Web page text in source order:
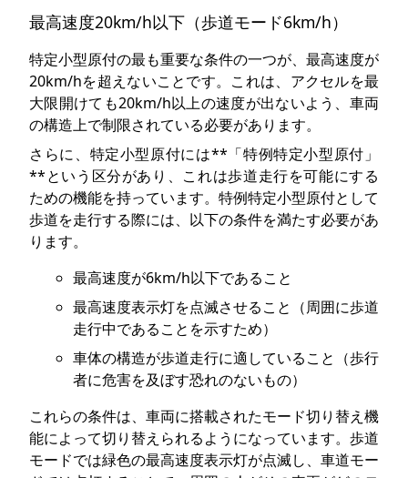
最高速度20km/h以下（歩道モード6km/h）
特定小型原付の最も重要な条件の一つが、最高速度が
20km/hを超えないことです。これは、アクセルを最
大限開けても20km/h以上の速度が出ないよう、車両
の構造上で制限されている必要があります。
さらに、特定小型原付には**「特例特定小型原付」
**という区分があり、これは歩道走行を可能にする
ための機能を持っています。特例特定小型原付として
歩道を走行する際には、以下の条件を満たす必要があ
ります。
最高速度が6km/h以下であること
最高速度表示灯を点滅させること（周囲に歩道
走行中であることを示すため）
車体の構造が歩道走行に適していること（歩行
者に危害を及ぼす恐れのないもの）
これらの条件は、車両に搭載されたモード切り替え機
能によって切り替えられるようになっています。歩道
モードでは緑色の最高速度表示灯が点滅し、車道モー